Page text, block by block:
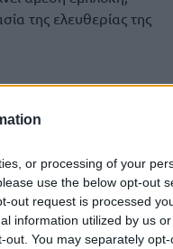
or processing of your
use the below opt-out
out request is processed
information utilized by us
You may separately
της ελευθερίας της
που έλαβαν χώρα στις
του βόρειου Λονδίνου
επιχειρησιακά